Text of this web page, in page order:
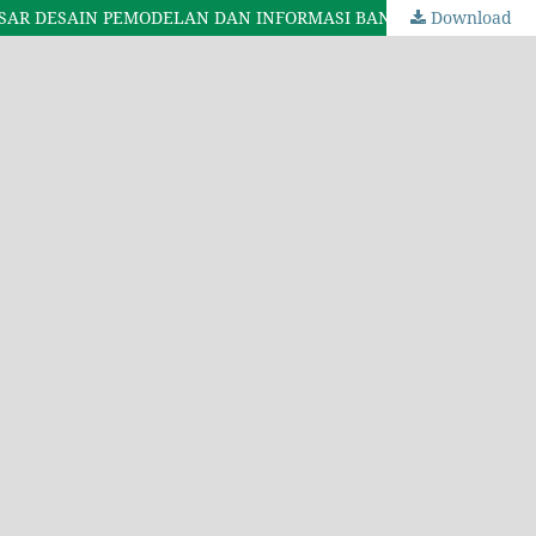
DESAIN PEMODELAN DAN INFORMASI BANGUNANDownload